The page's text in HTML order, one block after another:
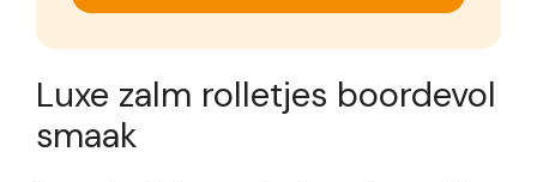
Luxe zalm rolletjes boordevol
smaak